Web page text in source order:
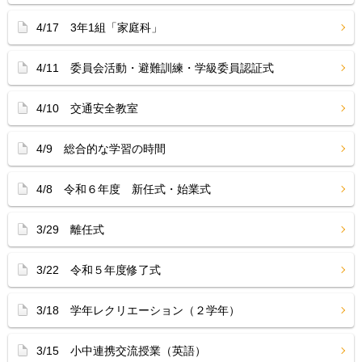
4/17 3年1組「家庭科」
4/11 委員会活動・避難訓練・学級委員認証式
4/10 交通安全教室
4/9 総合的な学習の時間
4/8 令和６年度 新任式・始業式
3/29 離任式
3/22 令和５年度修了式
3/18 学年レクリエーション（２学年）
3/15 小中連携交流授業（英語）